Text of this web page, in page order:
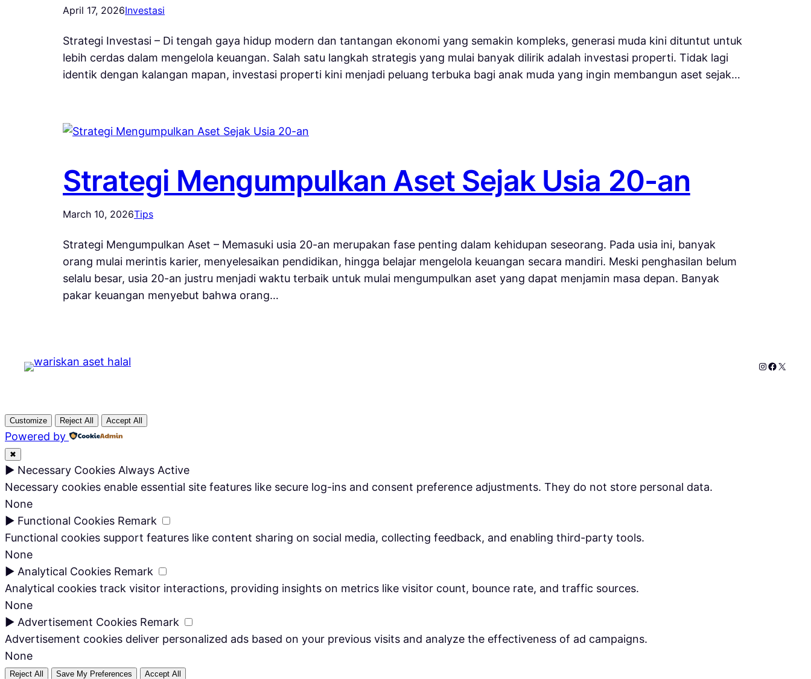
April 17, 2026Investasi
Strategi Investasi – Di tengah gaya hidup modern dan tantangan ekonomi yang semakin kompleks, generasi muda kini dituntut untuk
lebih cerdas dalam mengelola keuangan. Salah satu langkah strategis yang mulai banyak dilirik adalah investasi properti. Tidak lagi
identik dengan kalangan mapan, investasi properti kini menjadi peluang terbuka bagi anak muda yang ingin membangun aset sejak…
Strategi Mengumpulkan Aset Sejak Usia 20-an
March 10, 2026Tips
Strategi Mengumpulkan Aset – Memasuki usia 20-an merupakan fase penting dalam kehidupan seseorang. Pada usia ini, banyak
orang mulai merintis karier, menyelesaikan pendidikan, hingga belajar mengelola keuangan secara mandiri. Meski penghasilan belum
selalu besar, usia 20-an justru menjadi waktu terbaik untuk mulai mengumpulkan aset yang dapat menjamin masa depan. Banyak
pakar keuangan menyebut bahwa orang…
Instagram
X
Customize Reject All Accept All
Powered by
✖
► Necessary Cookies Always Active
Necessary cookies enable essential site features like secure log-ins and consent preference adjustments. They do not store personal data.
None
► Functional Cookies Remark
Functional cookies support features like content sharing on social media, collecting feedback, and enabling third-party tools.
None
► Analytical Cookies Remark
Analytical cookies track visitor interactions, providing insights on metrics like visitor count, bounce rate, and traffic sources.
None
► Advertisement Cookies Remark
Advertisement cookies deliver personalized ads based on your previous visits and analyze the effectiveness of ad campaigns.
None
Reject All Save My Preferences Accept All